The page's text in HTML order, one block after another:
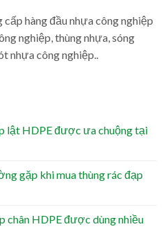
cấp hàng đầu nhựa công nghiệp
nghiệp, thùng nhựa, sóng
nhựa công nghiệp..
lật HDPE được ưa chuộng tại
gặp khi mua thùng rác đạp
chân HDPE được dùng nhiều